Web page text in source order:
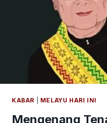
KABAR MELAYU HARI INI
Mengenang